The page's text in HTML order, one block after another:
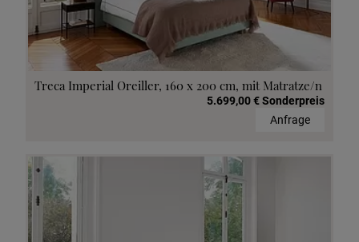
Treca Imperial Oreiller, 160 x 200 cm, mit Matratze/n
5.699,00 € Sonderpreis
Anfrage